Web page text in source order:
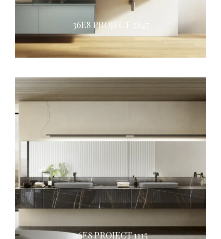
36E8 PROJECT 2847
36E8 PROJECT 1115